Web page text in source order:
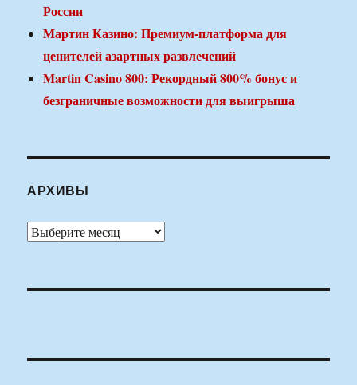
России
Мартин Казино: Премиум-платформа для
ценителей азартных развлечений
Martin Casino 800: Рекордный 800% бонус и
безграничные возможности для выигрыша
АРХИВЫ
Архивы